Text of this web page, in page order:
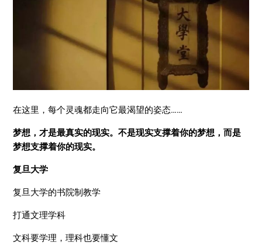
在这里，每个灵魂都走向它最渴望的姿态……
梦想，才是最真实的现实。不是现实支撑着你的梦想，而是
梦想支撑着你的现实。
复旦大学
复旦大学的书院制教学
打通文理学科
文科要学理，理科也要懂文